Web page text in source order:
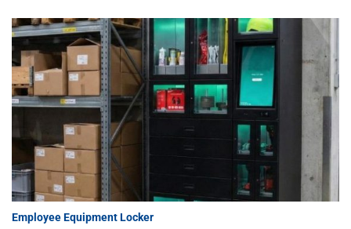
Employee Equipment Locker